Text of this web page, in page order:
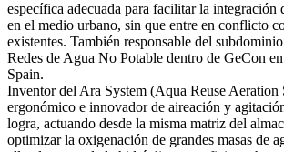
específica adecuada para facilitar la integración
en el medio urbano, sin que entre en conflicto
existentes. También responsable del
Redes de Agua No Potable dentro de GeCon
Spain.
Inventor del Ara System (Aqua Reuse Aeration
ergonómico e innovador de aireación y
logra, actuando desde la misma matriz del
optimizar la oxigenación de grandes masas de